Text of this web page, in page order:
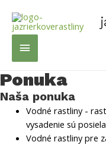
obsah
Hlavné
Menu
Ponuka
Naša ponuka
Vodné rastliny -
vysadenie sú
Vodné rastliny pre